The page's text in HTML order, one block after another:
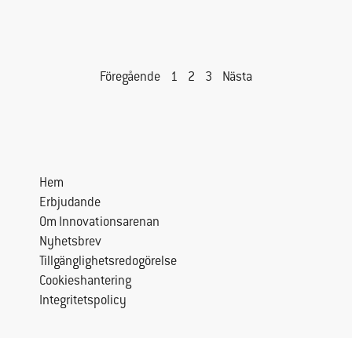
Föregående 1 2 3 Nästa
Hem
Erbjudande
Om Innovationsarenan
Nyhetsbrev
Tillgänglighetsredogörelse
Cookieshantering
Integritetspolicy